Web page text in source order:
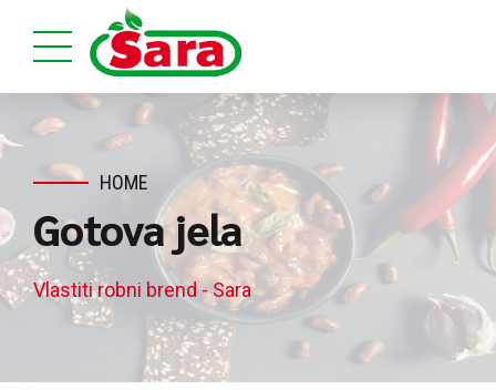
HOME
Gotova jela
Vlastiti robni brend - Sara